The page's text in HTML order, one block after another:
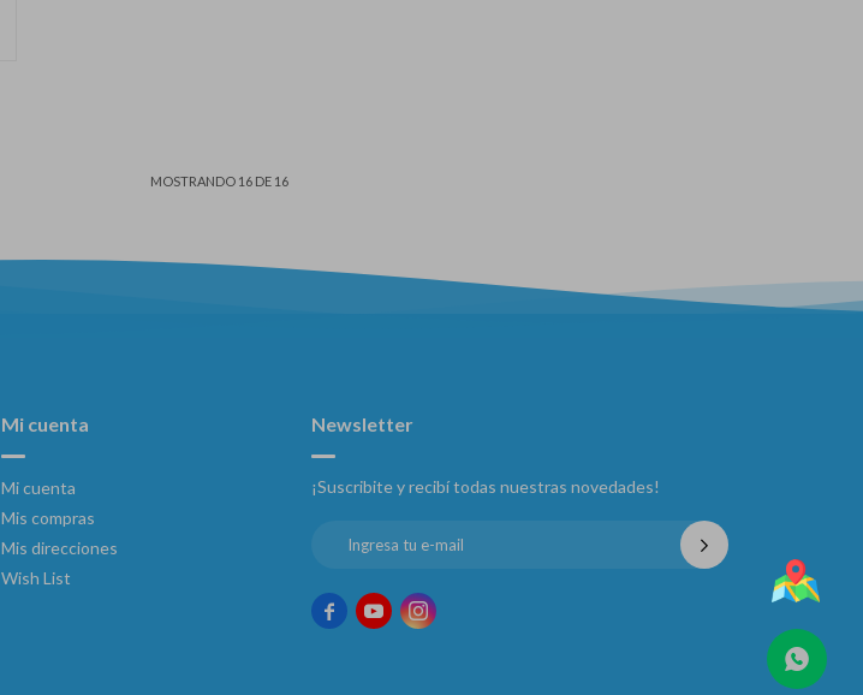
MOSTRANDO 16DE 16
Mi cuenta
Mi cuenta
Mis compras
Mis direcciones
Wish List
Newsletter
¡Suscribite y recibí todas nuestras novedades!
  